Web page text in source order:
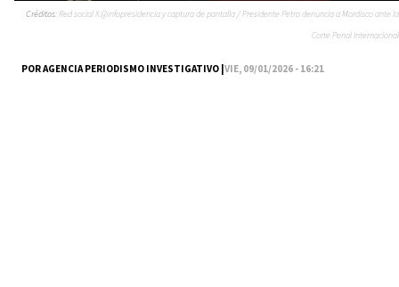
POR AGENCIA PERIODISMO INVESTIGATIVO |VIE, 09/01/2026 - 16:21
Créditos:Red social X @infopresidencia y captura de pantalla / Presidente Petro denuncia a Mordisco ante la
Corte Penal Internacional